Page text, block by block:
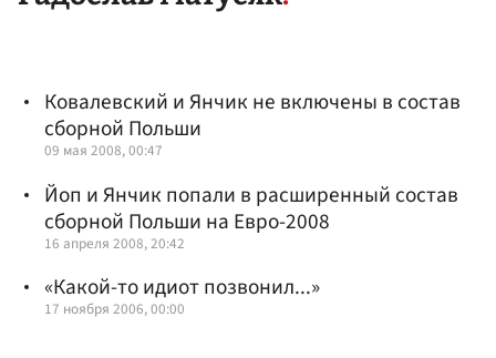
Ковалевский и Янчик не включены в состав
сборной Польши
09 мая 2008, 00:47
Йоп и Янчик попали в расширенный состав
сборной Польши на Евро-2008
16 апреля 2008, 20:42
«Какой-то идиот позвонил...»
17 ноября 2006, 00:00